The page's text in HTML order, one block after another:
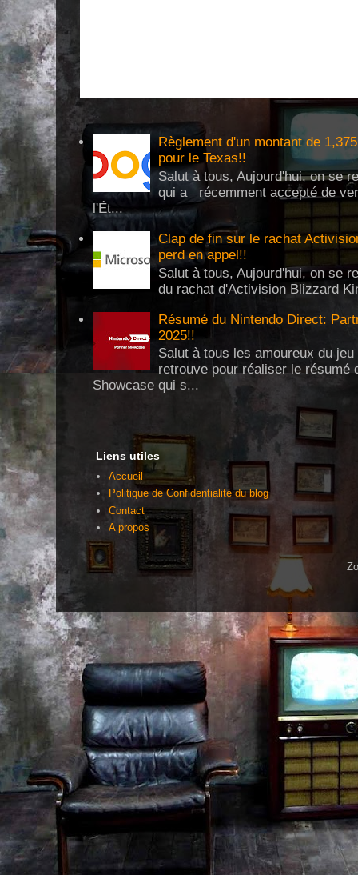
Règlement d'un montant de
pour le Texas!!
Salut à tous, Aujourd'hui, on se
qui a récemment accepté de
l'Ét...
Clap de fin sur le rachat
perd en appel!!
Salut à tous, Aujourd'hui, on se
du rachat d'Activision Blizzard
Résumé du Nintendo Direct:
2025!!
Salut à tous les amoureux du
retrouve pour réaliser le résumé
Showcase qui s...
Liens utiles
Accueil
Politique de Confidentialité du blog
Contact
A propos